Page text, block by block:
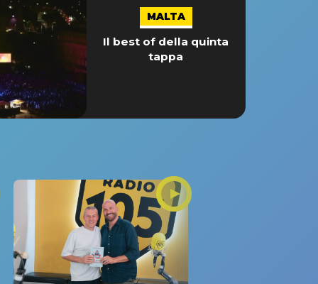
MALTA
Il best of della quinta
tappa